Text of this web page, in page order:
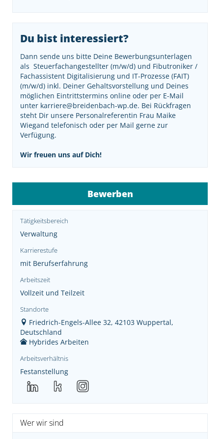
Du bist interessiert?
Dann sende uns bitte Deine Bewerbungsunterlagen
als Steuerfachangestellter (m/w/d) und Fibutroniker /
Fachassistent Digitalisierung und IT-Prozesse (FAIT)
(m/w/d) inkl. Deiner Gehaltsvorstellung und Deines
möglichen Eintrittstermins online oder per E-Mail
unter karriere@breidenbach-wp.de. Bei Rückfragen
steht Dir unsere Personalreferentin Frau Maike
Wiegand telefonisch oder per Mail gerne zur
Verfügung.
Wir freuen uns auf Dich!
Bewerben
Tätigkeitsbereich
Verwaltung
Karrierestufe
mit Berufserfahrung
Arbeitszeit
Vollzeit und Teilzeit
Standorte
Friedrich-Engels-Allee 32, 42103 Wuppertal,
Deutschland
Hybrides Arbeiten
Arbeitsverhältnis
Festanstellung
Wer wir sind